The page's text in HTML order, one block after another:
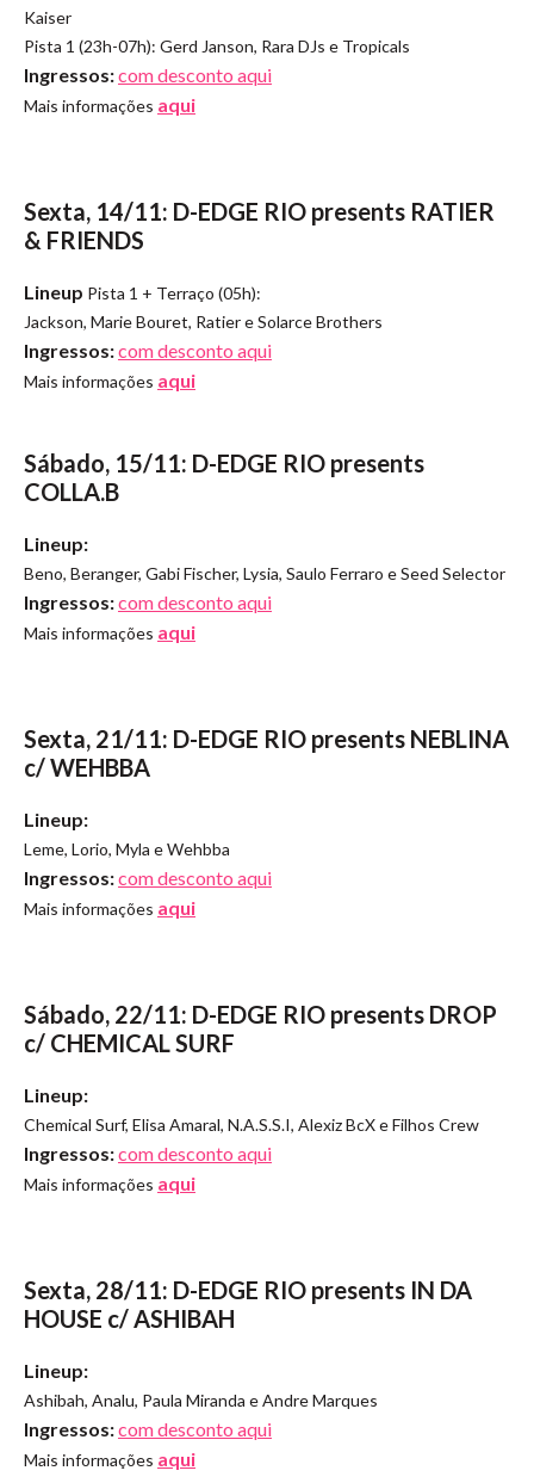
Kaiser
Pista 1 (23h-07h): Gerd Janson, Rara DJs e Tropicals
Ingressos:com desconto aqui
Mais informações aqui
Sexta, 14/11: D-EDGE RIO presents RATIER
& FRIENDS
Lineup Pista 1 + Terraço (05h):
Jackson, Marie Bouret, Ratier e Solarce Brothers
Ingressos:com desconto aqui
Mais informações aqui
Sábado, 15/11: D-EDGE RIO presents
COLLA.B
Lineup:
Beno, Beranger, Gabi Fischer, Lysia, Saulo Ferraro e Seed Selector
Ingressos:com desconto aqui
Mais informações aqui
Sexta, 21/11: D-EDGE RIO presents NEBLINA
c/ WEHBBA
Lineup:
Leme, Lorio, Myla e Wehbba
Ingressos:com desconto aqui
Mais informações aqui
Sábado, 22/11: D-EDGE RIO presents DROP
c/ CHEMICAL SURF
Lineup:
Chemical Surf, Elisa Amaral, N.A.S.S.I, Alexiz BcX e Filhos Crew
Ingressos:com desconto aqui
Mais informações aqui
Sexta, 28/11: D-EDGE RIO presents IN DA
HOUSE c/ ASHIBAH
Lineup:
Ashibah, Analu, Paula Miranda e Andre Marques
Ingressos:com desconto aqui
Mais informações aqui